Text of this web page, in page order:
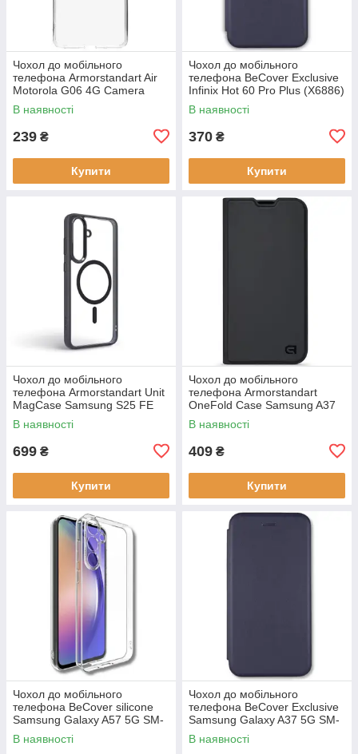
Чохол до мобільного
телефона Armorstandart Air
Motorola G06 4G Camera
cover Clear (ARM89057)
В наявності
239 ₴
Купити
Чохол до мобільного
телефона BeCover Exclusive
Infinix Hot 60 Pro Plus (X6886)
Deep Blue (714717)
В наявності
370 ₴
Купити
Чохол до мобільного
телефона Armorstandart Unit
MagCase Samsung S25 FE
5G Black (ARM89156)
В наявності
699 ₴
Купити
Чохол до мобільного
телефона Armorstandart
OneFold Case Samsung A37
5G Black (ARM89718)
В наявності
409 ₴
Купити
Чохол до мобільного
телефона BeCover silicone
Samsung Galaxy A57 5G SM-
A576 Transparent (714858)
В наявності
Чохол до мобільного
телефона BeCover Exclusive
Samsung Galaxy A37 5G SM-
A376 Deep Blue (715019)
В наявності